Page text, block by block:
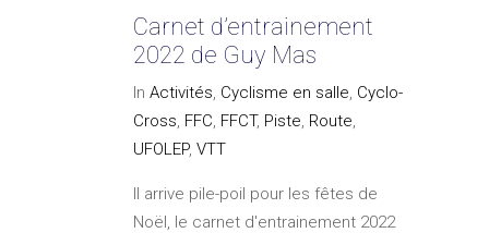
Carnet d’entrainement
2022 de Guy Mas
In Activités, Cyclisme en salle, Cyclo-
Cross, FFC, FFCT, Piste, Route,
UFOLEP, VTT
Il arrive pile-poil pour les fêtes de
Noël, le carnet d'entrainement 2022